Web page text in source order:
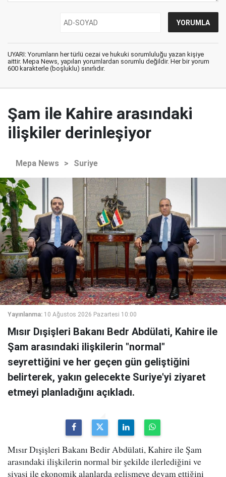
UYARI: Yorumların her türlü cezai ve hukuki sorumluluğu yazan kişiye
aittir. Mepa News, yapılan yorumlardan sorumlu değildir. Her bir yorum
600 karakterle (boşluklu) sınırlıdır.
Şam ile Kahire arasındaki
ilişkiler derinleşiyor
Mepa News > Suriye
Yayınlanma: 10 Ağustos 2026 Pazartesi 10:00
Mısır Dışişleri Bakanı Bedr Abdülati, Kahire ile
Şam arasındaki ilişkilerin "normal"
seyrettiğini ve her geçen gün geliştiğini
belirterek, yakın gelecekte Suriye'yi ziyaret
etmeyi planladığını açıkladı.
Mısır Dışişleri Bakanı Bedir Abdülati, Kahire ile Şam
arasındaki ilişkilerin normal bir şekilde ilerlediğini ve
siyasi ile ekonomik alanlarda gelişmeye devam ettiğini